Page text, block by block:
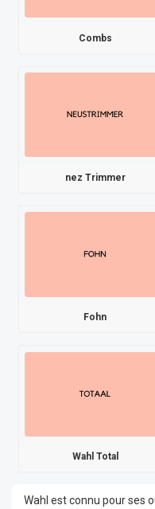
Combs
nez Trimmer
Fohn
Wahl Total
Wahl est connu pour ses